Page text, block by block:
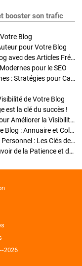
booster son trafic
Blog
pour Votre Blog
Stratégies de Publication : Boostez Votre Blog avec des Articles Fréquents et Exclusifs
pour le SEO
Enrichir Vos Articles avec des Contenus Riches : Stratégies pour Captiver et Optimiser
de Votre Blog
est la clé du succès !
Optimisation SEO des Articles : Stratégies pour Améliorer la Visibilité de Votre Blog
Stratégies pour améliorer la visibilité de votre Blog : Annuaire et Collaborations
Pourquoi Investir dans un Nom de Domaine Personnel : Les Clés de la Réussite de Votre Blog
Comment Faire Émerger Votre Blog : Le Pouvoir de la Patience et de la Persévérance
2026